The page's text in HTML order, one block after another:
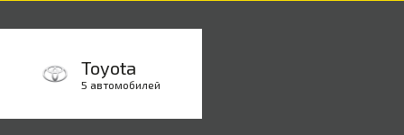
Toyota
5 автомобилей